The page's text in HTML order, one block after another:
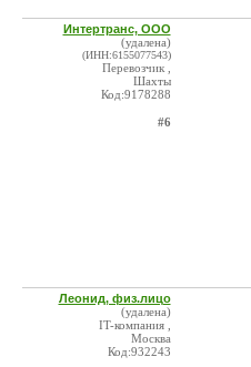
Интертранс, ООО
(удалена)
(ИНН:6155077543)
Перевозчик ,
Шахты
Код:9178288
#6
Леонид, физ.лицо
(удалена)
IT-компания ,
Москва
Код:932243